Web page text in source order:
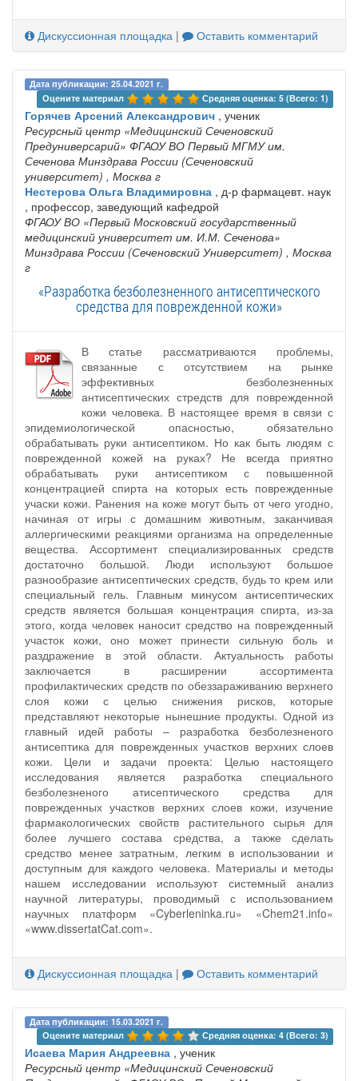
Дискуссионная площадка | Оставить комментарий
Дата публикации: 25.04.2021 г.
Оцените материал
Средняя оценка: 5 (Всего: 1)
Горячев Арсений Александрович , ученик
Ресурсный центр «Медицинский Сеченовский
Предуниверсарий» ФГАОУ ВО Первый МГМУ им.
Сеченова Минздрава России (Сеченовский
университет) , Москва г
Нестерова Ольга Владимировна , д-р фармацевт. наук
, профессор, заведующий кафедрой
ФГАОУ ВО «Первый Московский государственный
медицинский университет им. И.М. Сеченова»
Минздрава России (Сеченовский Университет) , Москва
г
«Разработка безболезненного антисептического
средства для поврежденной кожи»
В статье рассматриваются проблемы,
связанные с отсутствием на рынке
эффективных безболезненных
антисептических стредств для поврежденной
кожи человека. В настоящее время в связи с
эпидемиологической опасностью, обязательно
обрабатывать руки антисептиком. Но как быть людям с
поврежденной кожей на руках? Не всегда приятно
обрабатывать руки антисептиком с повышенной
концентрацией спирта на которых есть поврежденные
учаски кожи. Ранения на коже могут быть от чего угодно,
начиная от игры с домашним животным, заканчивая
аллергическими реакциями организма на определенные
вещества. Ассортимент специализированных средств
достаточно большой. Люди используют большое
разнообразие антисептических средств, будь то крем или
специальный гель. Главным минусом антисептических
средств является большая концентрация спирта, из-за
этого, когда человек наносит средство на поврежденный
участок кожи, оно может принести сильную боль и
раздражение в этой области. Актуальность работы
заключается в расширении ассортимента
профилактических средств по обеззараживанию верхнего
слоя кожи с целью снижения рисков, которые
представляют некоторые нынешние продукты. Одной из
главный идей работы – разработка безболезненого
антисептика для поврежденных участков верхних слоев
кожи. Цели и задачи проекта: Целью настоящего
исследования является разработка специального
безболезненого атисептического средства для
поврежденных участков верхних слоев кожи, изучение
фармакологических свойств растительного сырья для
более лучшего состава средства, а также сделать
средство менее затратным, легким в использовании и
доступным для каждого человека. Материалы и методы
нашем исследовании используют системный анализ
научной литературы, проводимый с использованием
научных платформ «Cyberleninka.ru» «Chem21.info»
«www.dissertatCat.com».
Дискуссионная площадка | Оставить комментарий
Дата публикации: 15.03.2021 г.
Оцените материал
Средняя оценка: 4 (Всего: 3)
Исаева Мария Андреевна , ученик
Ресурсный центр «Медицинский Сеченовский